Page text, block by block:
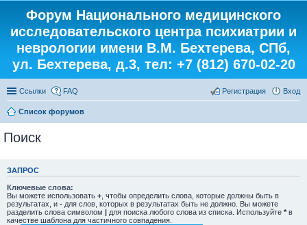
Форум Национального медицинского
исследовательского центра психиатрии и
неврологии имени В.М. Бехтерева, СПб,
ул. Бехтерева, д.3, тел: +7 (812) 670-02-20
Ссылки FAQ Вход
Регистрация
Список форумов
Поиск
ЗАПРОС
Ключевые слова:
Вы можете использовать + , чтобы определить слова, которые должны быть в
результатах, и - для слов, которых в результатах быть не должно. Вы можете
разделить слова символом | для поиска любого слова из списка. Используйте * в
качестве шаблона для частичного совпадения.